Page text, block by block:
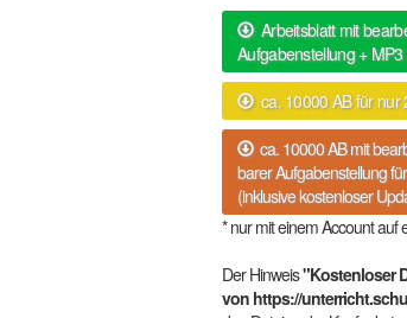
Arbeitsblatt mit
Aufgabenstellung +
ca. 10000 AB für nur
ca. 10000 AB mit
barer Aufgabenstellung
(inklusive kostenloser
* nur mit einem Account auf
Der Hinweis"Kostenloser
von https://